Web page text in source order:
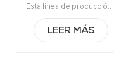
carbonatados 3 en 1
Esta línea de producción automática de llenado y tapado de rosca de refrescos carbonatados es aplicable para el llenado de líquidos y tapado de rosca para latas de hojalata y aleaciones de aluminio, y botellas de vidrio.Artículo No:UTAS001ALa orden mínima:1Pago: T/TPuerto de embarque:Cantón Región original: Guangzhou, ChinaTiempo de espera:30 días después de recibir el depósito
LEER MÁS